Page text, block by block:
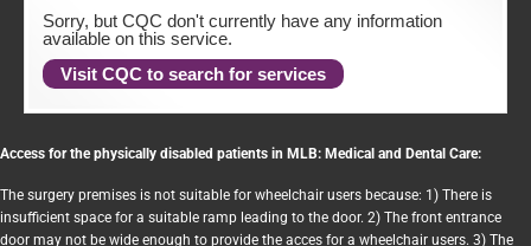
Sorry, but CQC don't currently have any information
available on this service.
Visit CQC to search for services
Access for the physically disabled patients in MLB: Medical and Dental Care:
The surgery premises is not suitable for wheelchair users because: 1) There is
insufficient space for a suitable ramp leading to the door. 2) The front entrance
door may not be wide enough to provide the acces for a wheelchair users. 3) The